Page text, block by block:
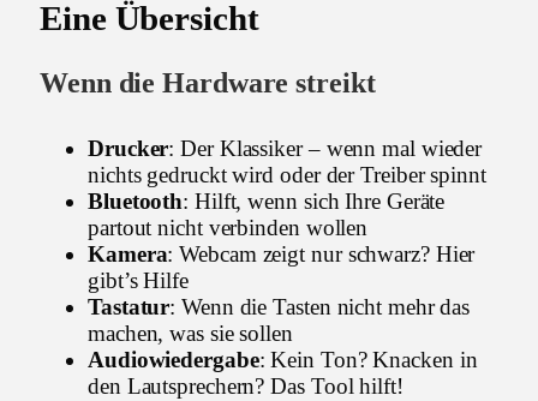
Eine Übersicht
Wenn die Hardware streikt
Drucker: Der Klassiker – wenn mal wieder
nichts gedruckt wird oder der Treiber spinnt
Bluetooth: Hilft, wenn sich Ihre Geräte
partout nicht verbinden wollen
Kamera: Webcam zeigt nur schwarz? Hier
gibt’s Hilfe
Tastatur: Wenn die Tasten nicht mehr das
machen, was sie sollen
Audiowiedergabe: Kein Ton? Knacken in
den Lautsprechern? Das Tool hilft!